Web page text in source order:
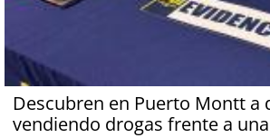
Descubren en Puerto Montt a
vendiendo drogas frente a